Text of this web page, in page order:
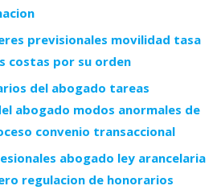
previsionales movilidad tasa
costas por su orden
del abogado tareas
abogado modos anormales de
convenio transaccional
abogado ley arancelaria
regulacion de honorarios